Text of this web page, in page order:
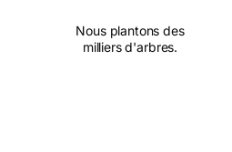
Nous plantons des
milliers d'arbres.